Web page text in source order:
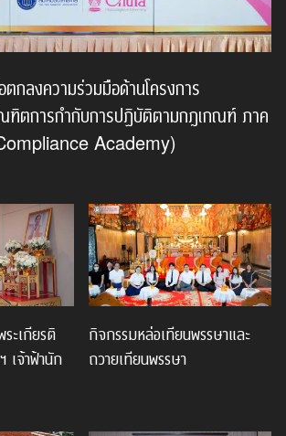
กลงความร่วมมือด้านโครงการ
ฑิตการกำกับการปฏิบัติตามกฎเกณฑ์ ภาค
Academy)
ระเกียรติ
เจ้าฟ้านัก
กิจกรรมหล่อเทียนพรรษาและ
ถวายเทียนพรรษา